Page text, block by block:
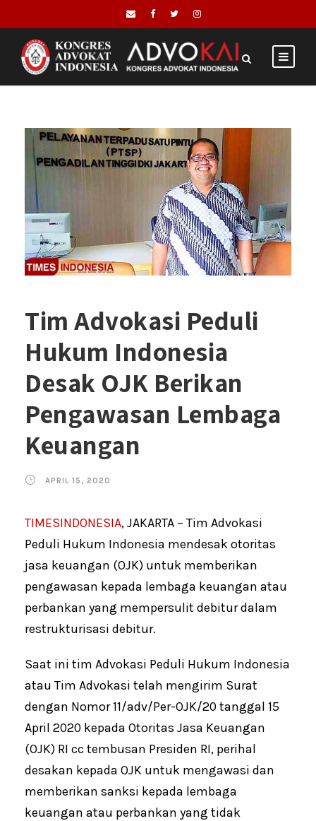
Tim Advokasi Peduli
Hukum Indonesia
Desak OJK Berikan
Pengawasan Lembaga
Keuangan
APRIL 15, 2020
TIMESINDONESIA, JAKARTA – Tim Advokasi
Peduli Hukum Indonesia mendesak otoritas
jasa keuangan (OJK) untuk memberikan
pengawasan kepada lembaga keuangan atau
perbankan yang mempersulit debitur dalam
restrukturisasi debitur.
Saat ini tim Advokasi Peduli Hukum Indonesia
atau Tim Advokasi telah mengirim Surat
dengan Nomor 11/adv/Per-OJK/20 tanggal 15
April 2020 kepada Otoritas Jasa Keuangan
(OJK) RI cc tembusan Presiden RI, perihal
desakan kepada OJK untuk mengawasi dan
memberikan sanksi kepada lembaga
keuangan atau perbankan yang tidak